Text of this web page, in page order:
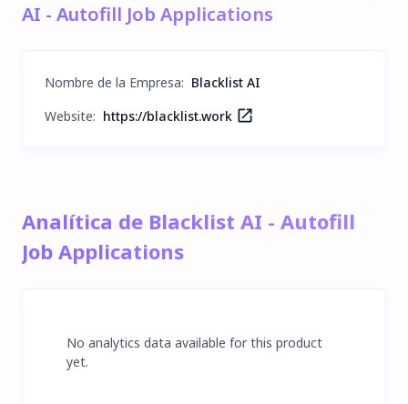
AI - Autofill Job Applications
Nombre de la Empresa: Blacklist AI
Website: https://blacklist.work
Analítica de Blacklist AI - Autofill
Job Applications
No analytics data available for this product
yet.